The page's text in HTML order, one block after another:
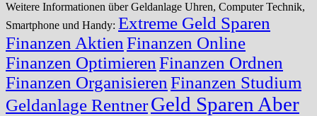
Weitere Informationen über Geldanlage Uhren, Computer Technik,
Smartphone und Handy: Extreme Geld Sparen
Finanzen Aktien Finanzen Online
Finanzen Optimieren Finanzen Ordnen
Finanzen Organisieren Finanzen Studium
Geldanlage RentnerGeld Sparen Aber